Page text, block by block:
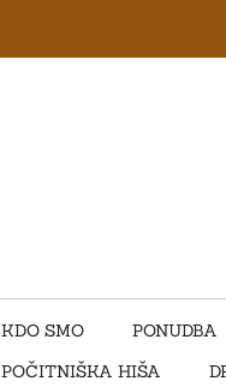
KDO SMO PONUDBA
POČITNIŠKA HIŠA